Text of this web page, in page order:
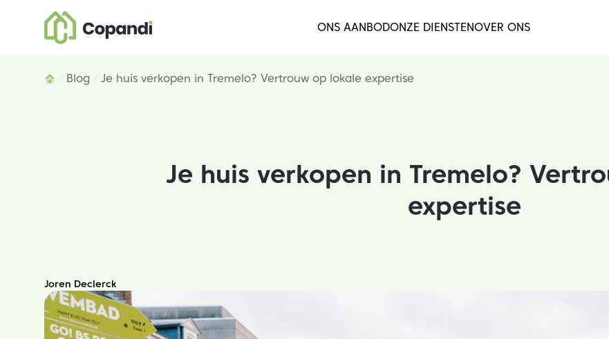
ONS AANBODONZE DIENSTENOVER ONS
Blog Je huis verkopen in Tremelo? Vertrouw op lokale expertise
Je huis verkopen in Tremelo?
expertise
Joren Declerck